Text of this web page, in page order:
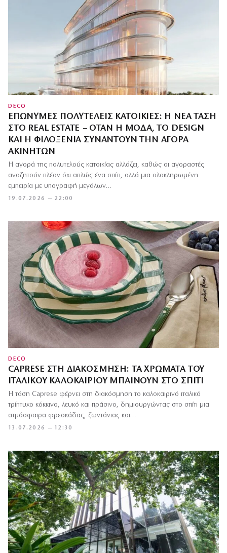
DECO
ΕΠΏΝΥΜΕΣ ΠΟΛΥΤΕΛΕΊΣ ΚΑΤΟΙΚΊΕΣ: Η ΝΈΑ ΤΆΣΗ
ΣΤΟ REAL ESTATE – ΌΤΑΝ Η ΜΌΔΑ, ΤΟ DESIGN
ΚΑΙ Η ΦΙΛΟΞΕΝΊΑ ΣΥΝΑΝΤΟΎΝ ΤΗΝ ΑΓΟΡΆ
ΑΚΙΝΉΤΩΝ
19.07.2026 — 22:00
Η αγορά της πολυτελούς κατοικίας αλλάζει, καθώς οι αγοραστές
αναζητούν πλέον όχι απλώς ένα σπίτι, αλλά μια ολοκληρωμένη
εμπειρία με υπογραφή μεγάλων…
DECO
CAPRESE ΣΤΗ ΔΙΑΚΌΣΜΗΣΗ: ΤΑ ΧΡΏΜΑΤΑ ΤΟΥ
ΙΤΑΛΙΚΟΎ ΚΑΛΟΚΑΙΡΙΟΎ ΜΠΑΊΝΟΥΝ ΣΤΟ ΣΠΊΤΙ
13.07.2026 — 12:30
Η τάση Caprese φέρνει στη διακόσμηση το καλοκαιρινό ιταλικό
τρίπτυχο κόκκινο, λευκό και πράσινο, δημιουργώντας στο σπίτι μια
ατμόσφαιρα φρεσκάδας, ζωντάνιας και…